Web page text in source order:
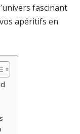
fascinant
apéritifs en